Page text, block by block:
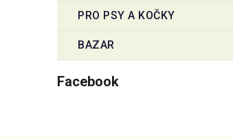
PRO PSY A KOČKY
BAZAR
Facebook